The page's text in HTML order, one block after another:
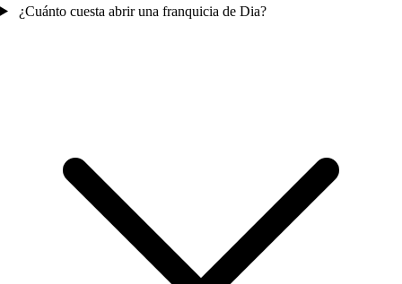
¿Cuánto cuesta abrir una franquicia de Dia?